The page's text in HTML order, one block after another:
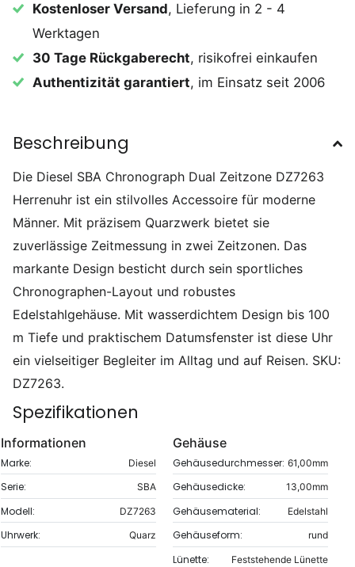
Kostenloser Versand, Lieferung in 2 - 4
Werktagen
30 Tage Rückgaberecht, risikofrei einkaufen
Authentizität garantiert, im Einsatz seit 2006
Beschreibung
Die Diesel SBA Chronograph Dual Zeitzone DZ7263
Herrenuhr ist ein stilvolles Accessoire für moderne
Männer. Mit präzisem Quarzwerk bietet sie
zuverlässige Zeitmessung in zwei Zeitzonen. Das
markante Design besticht durch sein sportliches
Chronographen-Layout und robustes
Edelstahlgehäuse. Mit wasserdichtem Design bis 100
m Tiefe und praktischem Datumsfenster ist diese Uhr
ein vielseitiger Begleiter im Alltag und auf Reisen. SKU:
DZ7263.
Spezifikationen
Informationen
Marke: Diesel
Serie: SBA
Modell: DZ7263
Uhrwerk: Quarz
Gehäuse
Gehäusedurchmesser: 61,00mm
Gehäusedicke: 13,00mm
Gehäusematerial: Edelstahl
Gehäuseform: rund
Lünette: Feststehende Lünette